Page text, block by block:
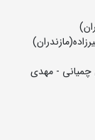
چمیانی - مهدی